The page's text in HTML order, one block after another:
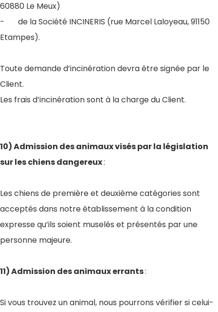
60880 Le Meux)
- de la Société INCINERIS (rue Marcel Laloyeau, 91150
Etampes).
Toute demande d’incinération devra être signée par le
Client.
Les frais d’incinération sont à la charge du Client.
10) Admission des animaux visés par la législation
sur les chiens dangereux:
Les chiens de première et deuxième catégories sont
acceptés dans notre établissement à la condition
expresse qu’ils soient muselés et présentés par une
personne majeure.
11) Admission des animaux errants:
Si vous trouvez un animal, nous pourrons vérifier si celui-